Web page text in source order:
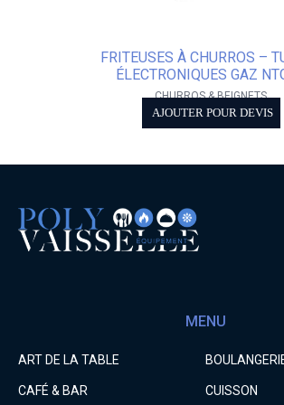
FRITEUSES À CHURROS –
ÉLECTRONIQUES GAZ
CHURROS & BEIGNETS
AJOUTER POUR DEVIS
MENU
ART DE LA TABLE
CAFÉ & BAR CUISSON